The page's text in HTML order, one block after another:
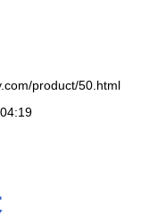
product/50.html